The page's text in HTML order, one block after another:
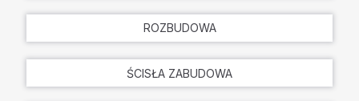
ROZBUDOWA
ŚCISŁA ZABUDOWA